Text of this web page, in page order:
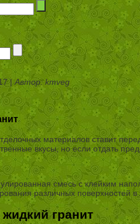
|Автор: kmveg
материалов ставит
вкусы, но если отдать
смесь с клейким
различных поверхностей
гранит